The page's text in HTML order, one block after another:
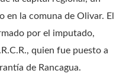
en la comuna de Olivar. El
por el imputado,
quien fue puesto a
de Rancagua.